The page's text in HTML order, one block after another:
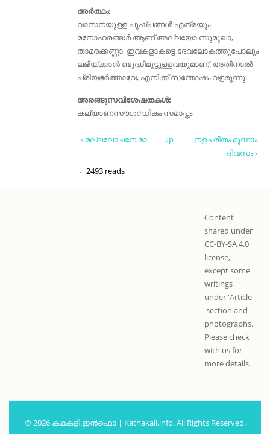
അർത്ഥം:
വാസനയുള്ള പുഷ്പങ്ങൾ എത്രയും
മനോഹരങ്ങൾ ആണ് അല്ലയോ സുമുഖാ,
താമരക്കണ്ണാ, ഇവകളാകട്ടെ ദേവലോകത്തുപോലും
ലഭിയ്ക്കാൻ ബുദ്ധിമുട്ടുള്ളവയുമാണ്. അതിനാൽ
പ്രിയഭർത്താവേ, എനിക്ക് സന്തോഷം വളരുന്നു.
അരങ്ങുസവിശേഷതകൾ:
കല്യാണസൗഗന്ധികം സമാപ്തം
‹ മല്ലലോചനേ മാ up
നളചരിതം മൂന്നാം
ദിവസം ›
2493 reads
Content
shared under
CC-BY-SA 4.0
license,
except some
writings
under 'Article'
section and
photographs.
Please check
with us for
more details.
© 2026 കഥകളി.ഇൻഫൊ | Kathakali.info. All Rights Reserved.